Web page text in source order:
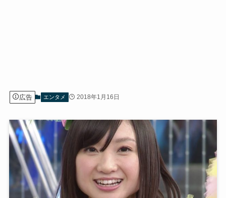
広告 エンタメ 2018年1月16日